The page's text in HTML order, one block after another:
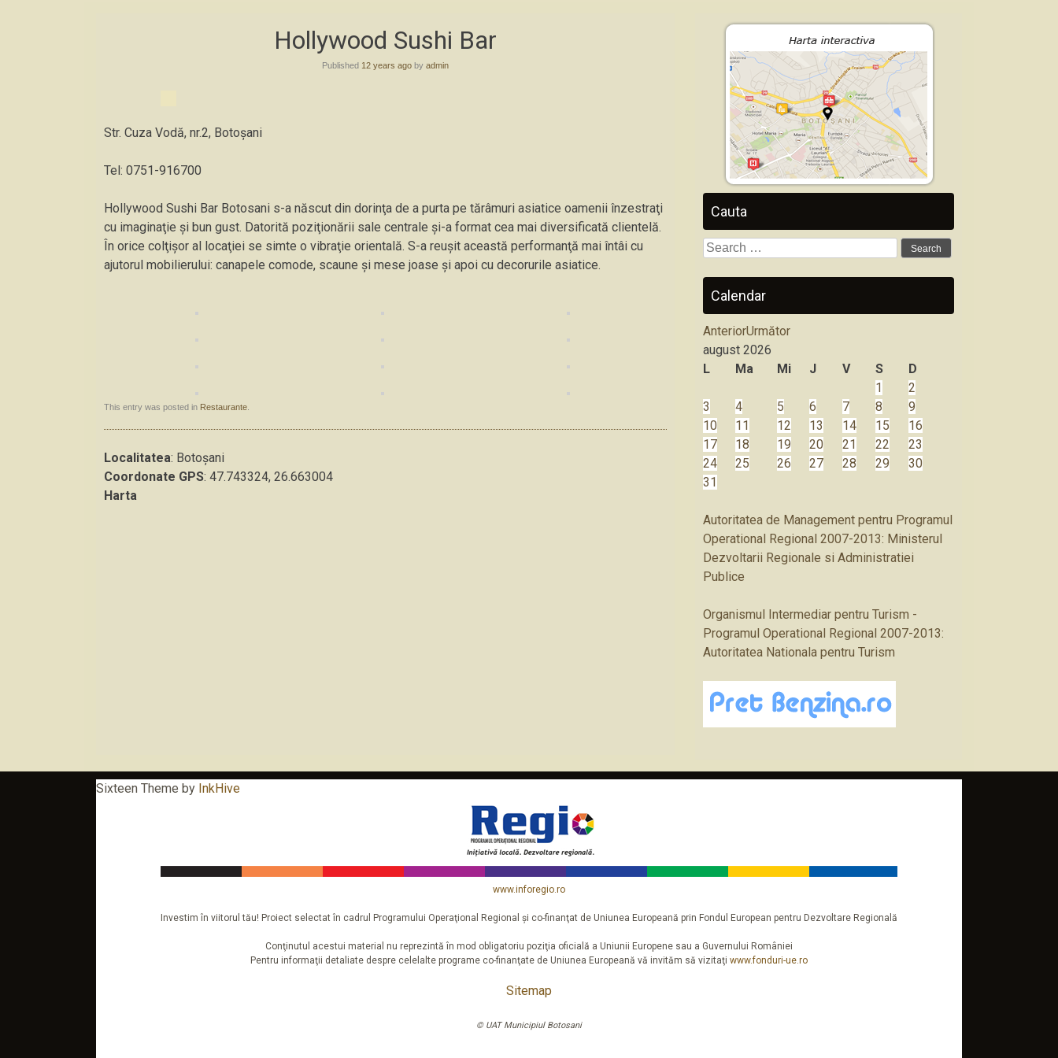
Hollywood Sushi Bar
Published 12 years ago by admin
Str. Cuza Vodă, nr.2, Botoșani
Tel: 0751-916700
Hollywood Sushi Bar Botosani s-a născut din dorinţa de a purta pe tărâmuri asiatice oamenii înzestraţi
cu imaginaţie şi bun gust. Datorită poziţionării sale centrale și-a format cea mai diversificată clientelă.
În orice colţişor al locaţiei se simte o vibraţie orientală. S-a reuşit această performanţă mai întâi cu
ajutorul mobilierului: canapele comode, scaune şi mese joase şi apoi cu decorurile asiatice.
This entry was posted in Restaurante
Localitatea: Botoşani
Coordonate GPS: 47.743324, 26.663004
Harta
Cauta
Search
Calendar
AnteriorUrmător
august 2026
L
Ma Mi J V S
D
1
2
3
4 5 6 7 8
9
10
11 12 13 14 15
16
17
18 19 20 21 22
23
24
25 26 27 28 29
30
31
Autoritatea de Management pentru Programul
Operational Regional 2007-2013: Ministerul
Dezvoltarii Regionale si Administratiei
Publice
Organismul Intermediar pentru Turism -
Programul Operational Regional 2007-2013:
Autoritatea Nationala pentru Turism
Sixteen Theme by InkHive
www.inforegio.ro
Investim în viitorul tău! Proiect selectat în cadrul Programului Operaţional Regional şi co-finanţat de Uniunea Europeană prin Fondul European pentru Dezvoltare Regională
Conţinutul acestui material nu reprezintă în mod obligatoriu poziţia oficială a Uniunii Europene sau a Guvernului României
Pentru informaţii detaliate despre celelalte programe co-finanţate de Uniunea Europeană vă invităm să vizitaţi www.fonduri-ue.ro
Sitemap
© UAT Municipiul Botosani